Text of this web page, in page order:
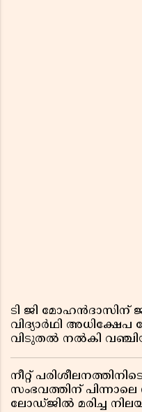
ടി ജി മോഹൻദാസിന്
വിദ്യാർഥി
വിടുതൽ നൽകി
നീറ്റ്
സംഭവത്തിന്
ലോഡ്ജിൽ മരിച്ച